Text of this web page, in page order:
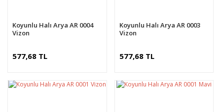
Koyunlu Halı Arya AR 0004
Vizon
577,68 TL
Koyunlu Halı Arya AR 0003
Vizon
577,68 TL